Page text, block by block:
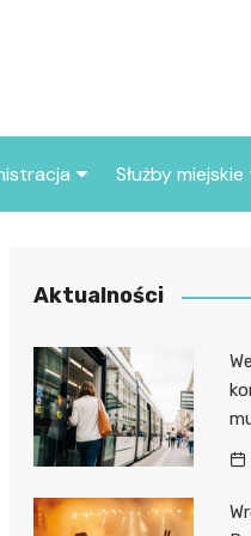
miasta
Służby miejskie
Policja
Aktualności